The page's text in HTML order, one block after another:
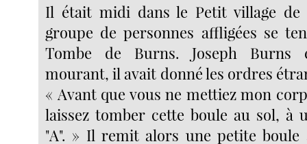
Il était midi dans le Petit village de
groupe de personnes affligées se
Tombe de Burns. Joseph
mourant, il avait donné les ordres
« Avant que vous ne mettiez mon
laissez tomber cette boule au sol, à
"A". » Il remit alors une petite boule